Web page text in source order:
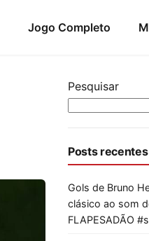
Jogo Completo
Pesquisar
Posts recentes
Gols de Bruno
clásico ao som
FLAPESADÃO